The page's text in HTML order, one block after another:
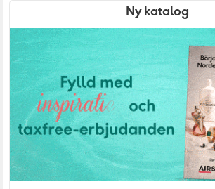
Ny katalog